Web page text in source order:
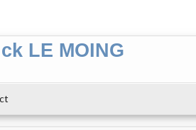
LE MOING